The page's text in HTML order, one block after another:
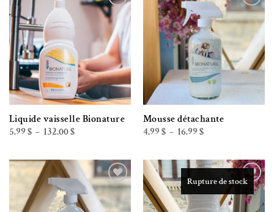
Ajouter à la liste de souhaits
Liquide vaisselle Bionature
5.99 $ – 132.00$Plage
de
à
132.00 $
Ajouter à la liste de souhaits
Mousse détachante
4.99 $ – 16.99 $Plage
de
à
16.99 $
Ajouter à la liste de souhaits Ajouter à la liste de souhaits
Rupture de stock